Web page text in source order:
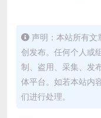
声明：本站所有
创发布。任何个人或
制、盗用、采集、发
体平台。如若本站内
们进行处理。